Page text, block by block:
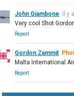
John Giambone il y
Very cool Shot
Report
Gordon Zammit
Malta International
Report